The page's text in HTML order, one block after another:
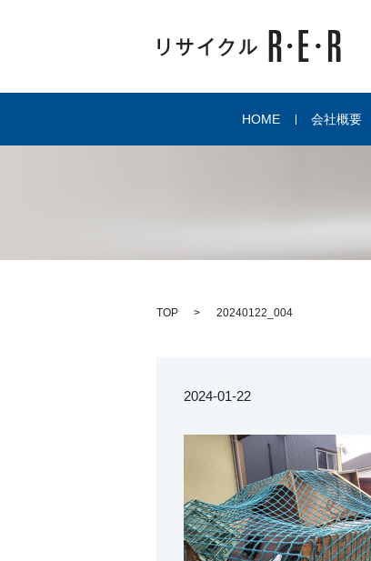
HOME 会社概要
TOP 20240122_004
2024-01-22